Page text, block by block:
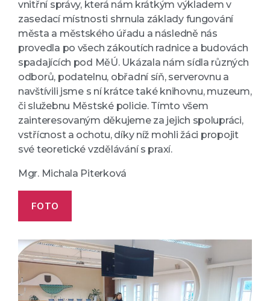
vnitřní správy, která nám krátkým výkladem v
zasedací místnosti shrnula základy fungování
města a městského úřadu a následně nás
provedla po všech zákoutích radnice a budovách
spadajících pod MěÚ. Ukázala nám sídla různých
odborů, podatelnu, obřadní síň, serverovnu a
navštívili jsme s ní krátce také knihovnu, muzeum,
či služebnu Městské policie. Tímto všem
zainteresovaným děkujeme za jejich spolupráci,
vstřícnost a ochotu, díky níž mohli žáci propojit
své teoretické vzdělávání s praxí.
Mgr. Michala Piterková
FOTO